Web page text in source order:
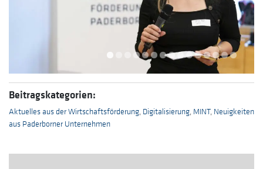
Beitragskategorien:
Aktuelles aus der Wirtschaftsförderung, Digitalisierung, MINT, Neuigkeiten
aus Paderborner Unternehmen